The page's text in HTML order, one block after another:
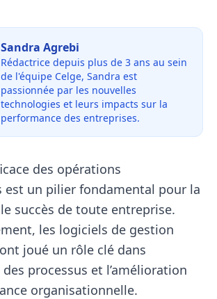
Sandra Agrebi
Rédactrice depuis plus de 3 ans au sein
de l'équipe Celge, Sandra est
passionnée par les nouvelles
technologies et leurs impacts sur la
performance des entreprises.
des opérations
est un pilier fondamental pour la
succès de toute entreprise.
les logiciels de gestion
joué un rôle clé dans
processus et l’amélioration
organisationnelle.